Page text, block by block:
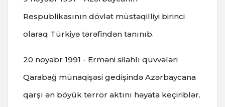
Respublikasının dövlət müstəqilliyi birinci
olaraq Türkiyə tərəfindən tanınıb.
20 noyabr 1991 - Erməni silahlı qüvvələri
Qarabağ münaqişəsi gedişində Azərbaycana
qarşı ən böyük terror aktını həyata keçiriblər.